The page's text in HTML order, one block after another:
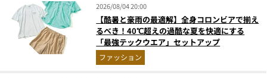
2026/08/04 20:00
【酷暑と豪雨の最適解】全身コロンビアで揃え
るべき！40℃超えの過酷な夏を快適にする
「最強テックウエア」セットアップ
ファッション